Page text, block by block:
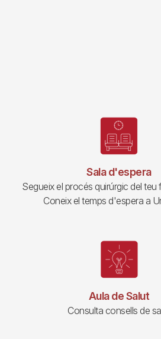
Sala d'espera
Segueix el procés quirúrgic del teu
Coneix el temps d'espera a
Aula de Salut
Consulta consells de